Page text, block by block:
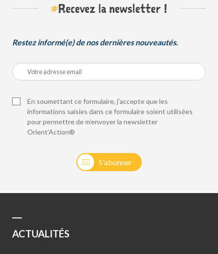
#Recevez la newsletter !
Restez informé(e) de nos dernières nouveautés.
S'abonner
En soumettant ce formulaire, j’accepte que les
informations saisies dans ce formulaire soient utilisées
pour permettre de m’envoyer la newsletter
Orient’Action®
ACTUALITÉS